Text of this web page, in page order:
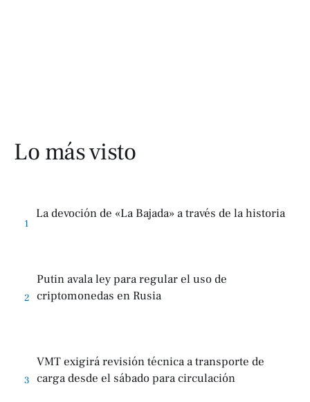
Lo más visto
1
La devoción de «La Bajada» a través de la historia
2
Putin avala ley para regular el uso de
criptomonedas en Rusia
3
VMT exigirá revisión técnica a transporte de
carga desde el sábado para circulación